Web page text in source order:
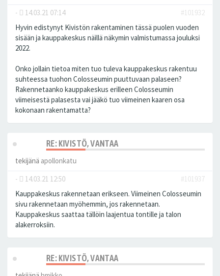
-
14.03.21 07:14
#101932
Hyvin edistynyt Kivistön rakentaminen tässä puolen vuoden
sisään ja kauppakeskus näillä näkymin valmistumassa jouluksi
2022.
Onko jollain tietoa miten tuo tuleva kauppakeskus rakentuu
suhteessa tuohon Colosseumin puuttuvaan palaseen?
Rakennetaanko kauppakeskus erilleen Colosseumin
viimeisestä palasesta vai jääkö tuo viimeinen kaaren osa
kokonaan rakentamatta?
RE: KIVISTÖ, VANTAA
tekijänä apollonkatu
-
14.03.21 12:50
#101937
Kauppakeskus rakennetaan erikseen. Viimeinen Colosseumin
sivu rakennetaan myöhemmin, jos rakennetaan.
Kauppakeskus saattaa tällöin laajentua tontille ja talon
alakerroksiin.
RE: KIVISTÖ, VANTAA